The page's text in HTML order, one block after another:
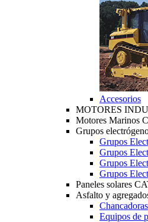
Accesorios
MOTORES
Motores Marinos
Grupos
Grupos
Grupos
Grupos
Grupos
Paneles solares
Asfalto y
Equipos de